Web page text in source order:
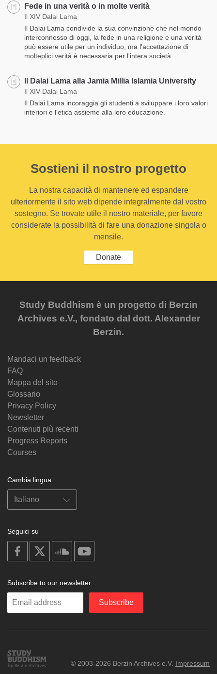
Fede in una verità o in molte verità
Il XIV Dalai Lama
Il Dalai Lama condivide la sua convinzione che nel mondo
interconnesso di oggi, la fede in una religione e una verità
può essere utile per un individuo, ma l'accettazione di
molteplici verità è necessaria per l'intera società.
Il Dalai Lama alla Jamia Millia Islamia University
Il XIV Dalai Lama
Il Dalai Lama incoraggia gli studenti a sviluppare i loro valori
interiori e l'etica assieme alla loro educazione.
Sostieni il nostro progetto
La nostra capacità di mantenere ed espandere
ulteriormente il sito web dipende integralmente dal vostro
sostegno. Se trovate utile il nostro materiale, per favore
considerate la possibilità di fare una donazione singola o
mensile.
Donate
Study Buddhism è un progetto di Berzin
Archives e.V., fondato dal dott. Alexander
Berzin.
Mandaci un feedback
FAQ
Mappa del sito
Glossario
Privacy Policy
Newsletter
Contenuti più recenti
Progress Reports
Courses
Cambia lingua
Seguici su
on
facebook
soundcloud
Subscribe to our newsletter
Enter
Subscribe
Study
Buddhism
© 2003-2026 Berzin Archives e.V. Impressum